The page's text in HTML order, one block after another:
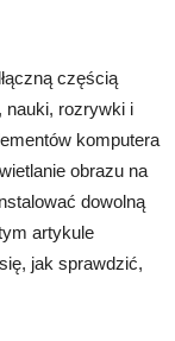
częścią
nauki, rozrywki i
komputera
obrazu na
dowolną
artykule
jak sprawdzić,